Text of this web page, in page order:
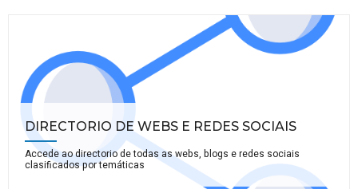
DIRECTORIO DE WEBS E REDES SOCIAIS
Accede ao directorio de todas as webs, blogs e redes sociais
clasificados por temáticas